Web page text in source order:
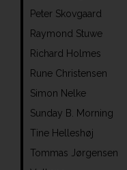
Peter Skovgaard
Raymond Stuwe
Richard Holmes
Rune Christensen
Simon Nelke
Sunday B. Morning
Tine Helleshøj
Tommas Jørgensen